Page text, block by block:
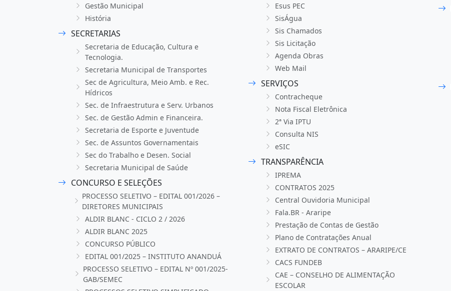
Gestão Municipal
História
SECRETARIAS
Secretaria de Educação, Cultura e
Tecnologia.
Secretaria Municipal de Transportes
Sec de Agricultura, Meio Amb. e Rec.
Hídricos
Sec. de Infraestrutura e Serv. Urbanos
Sec. de Gestão Admin e Financeira.
Secretaria de Esporte e Juventude
Sec. de Assuntos Governamentais
Sec do Trabalho e Desen. Social
Secretaria Municipal de Saúde
CONCURSO E SELEÇÕES
PROCESSO SELETIVO – EDITAL 001/2026 –
DIRETORES MUNICIPAIS
ALDIR BLANC - CICLO 2 / 2026
ALDIR BLANC 2025
CONCURSO PÚBLICO
EDITAL 001/2025 – INSTITUTO ANANDUÁ
PROCESSO SELETIVO – EDITAL Nº 001/2025-
GAB/SEMEC
Esus PEC
SisÁgua
Sis Chamados
Sis Licitação
Agenda Obras
Web Mail
SERVIÇOS
Contracheque
Nota Fiscal Eletrônica
2ª Via IPTU
Consulta NIS
eSIC
TRANSPARÊNCIA
IPREMA
CONTRATOS 2025
Central Ouvidoria Municipal
Fala.BR - Araripe
Prestação de Contas de Gestão
Plano de Contratações Anual
EXTRATO DE CONTRATOS – ARARIPE/CE
CACS FUNDEB
CAE – CONSELHO DE ALIMENTAÇÃO
ESCOLAR